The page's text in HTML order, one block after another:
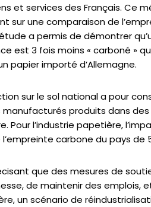
et services des Français. Ce
sur une comparaison de
a permis de démontrer
est 3 fois moins « carboné »
papier importé d’Allemagne.
sur le sol national a pour
produits dans
Pour l’industrie papetière,
carbone du pays de
que des mesures de
de maintenir des
un scénario de